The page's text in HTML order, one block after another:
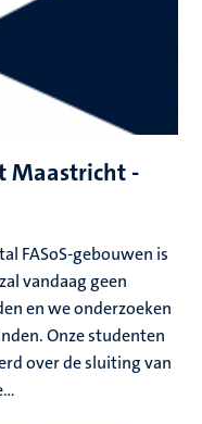
Maastricht -
FASoS-gebouwen is
vandaag geen
en we onderzoeken
Onze studenten
over de sluiting van